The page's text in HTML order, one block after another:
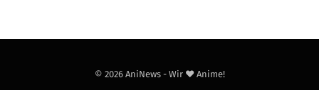
© 2026 AniNews - Wir ❤️ Anime!